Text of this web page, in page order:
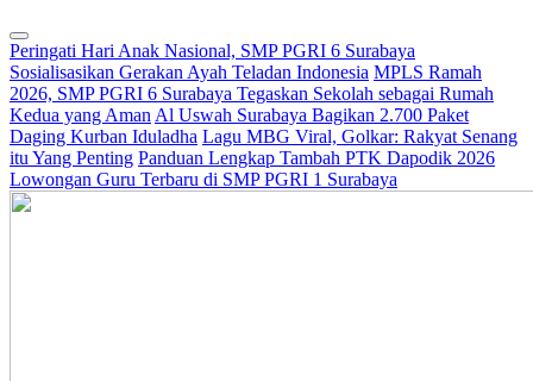
Peringati Hari Anak Nasional, SMP PGRI 6 Surabaya
Sosialisasikan Gerakan Ayah Teladan Indonesia MPLS Ramah
2026, SMP PGRI 6 Surabaya Tegaskan Sekolah sebagai Rumah
Kedua yang Aman Al Uswah Surabaya Bagikan 2.700 Paket
Daging Kurban Iduladha Lagu MBG Viral, Golkar: Rakyat Senang
itu Yang Penting Panduan Lengkap Tambah PTK Dapodik 2026
Lowongan Guru Terbaru di SMP PGRI 1 Surabaya